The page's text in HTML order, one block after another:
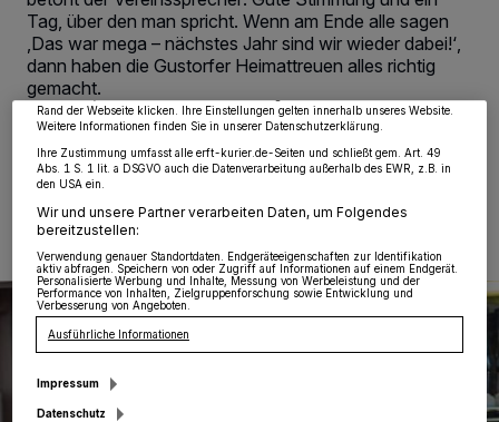
Tag, über den man spricht. Wenn am Ende alle sagen
‚Das war mega – nächstes Jahr sind wir wieder dabei!‘,
dann haben die Gustorfer Heimattreuen alles richtig
gemacht.
11.05.2026 , 00:31 Uhr 2 Minuten Lesezeit
von OK aktivieren Sie Tracking-Technologien für die unter „Wir und unsere
Partner verarbeiten Daten, um Ihnen Dienste bereitzustellen“ aufgeführten
Zwecke. Wenn Tracker deaktiviert sind, sind manche Inhalte und Anzeigen
möglicherweise nicht mehr so relevant für Sie. Sie können dieses Menü jederzeit
wieder aufrufen, um Ihre Einstellungen zu ändern oder Ihre Einwilligung zu
widerrufen, indem Sie auf den Link Einstellungen oder Ablehnen am unteren
Rand der Webseite klicken. Ihre Einstellungen gelten innerhalb unseres Website.
Weitere Informationen finden Sie in unserer Datenschutzerklärung.
Ihre Zustimmung umfasst alle erft-kurier.de-Seiten und schließt gem. Art. 49
Abs. 1 S. 1 lit. a DSGVO auch die Datenverarbeitung außerhalb des EWR, z.B. in
den USA ein.
Wir und unsere Partner verarbeiten Daten, um Folgendes
bereitzustellen:
Verwendung genauer Standortdaten. Endgeräteeigenschaften zur Identifikation
aktiv abfragen. Speichern von oder Zugriff auf Informationen auf einem Endgerät.
Personalisierte Werbung und Inhalte, Messung von Werbeleistung und der
Performance von Inhalten, Zielgruppenforschung sowie Entwicklung und
Verbesserung von Angeboten.
Ausführliche Informationen
Impressum
Datenschutz